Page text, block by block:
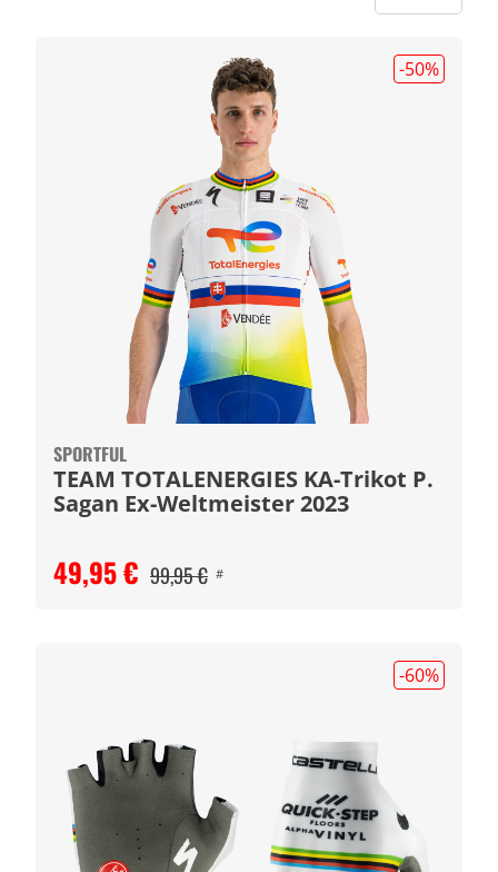
-50%
SPORTFUL
TEAM TOTALENERGIES KA-Trikot P.
Sagan Ex-Weltmeister 2023
49,95 € 99,95 € #
-60%